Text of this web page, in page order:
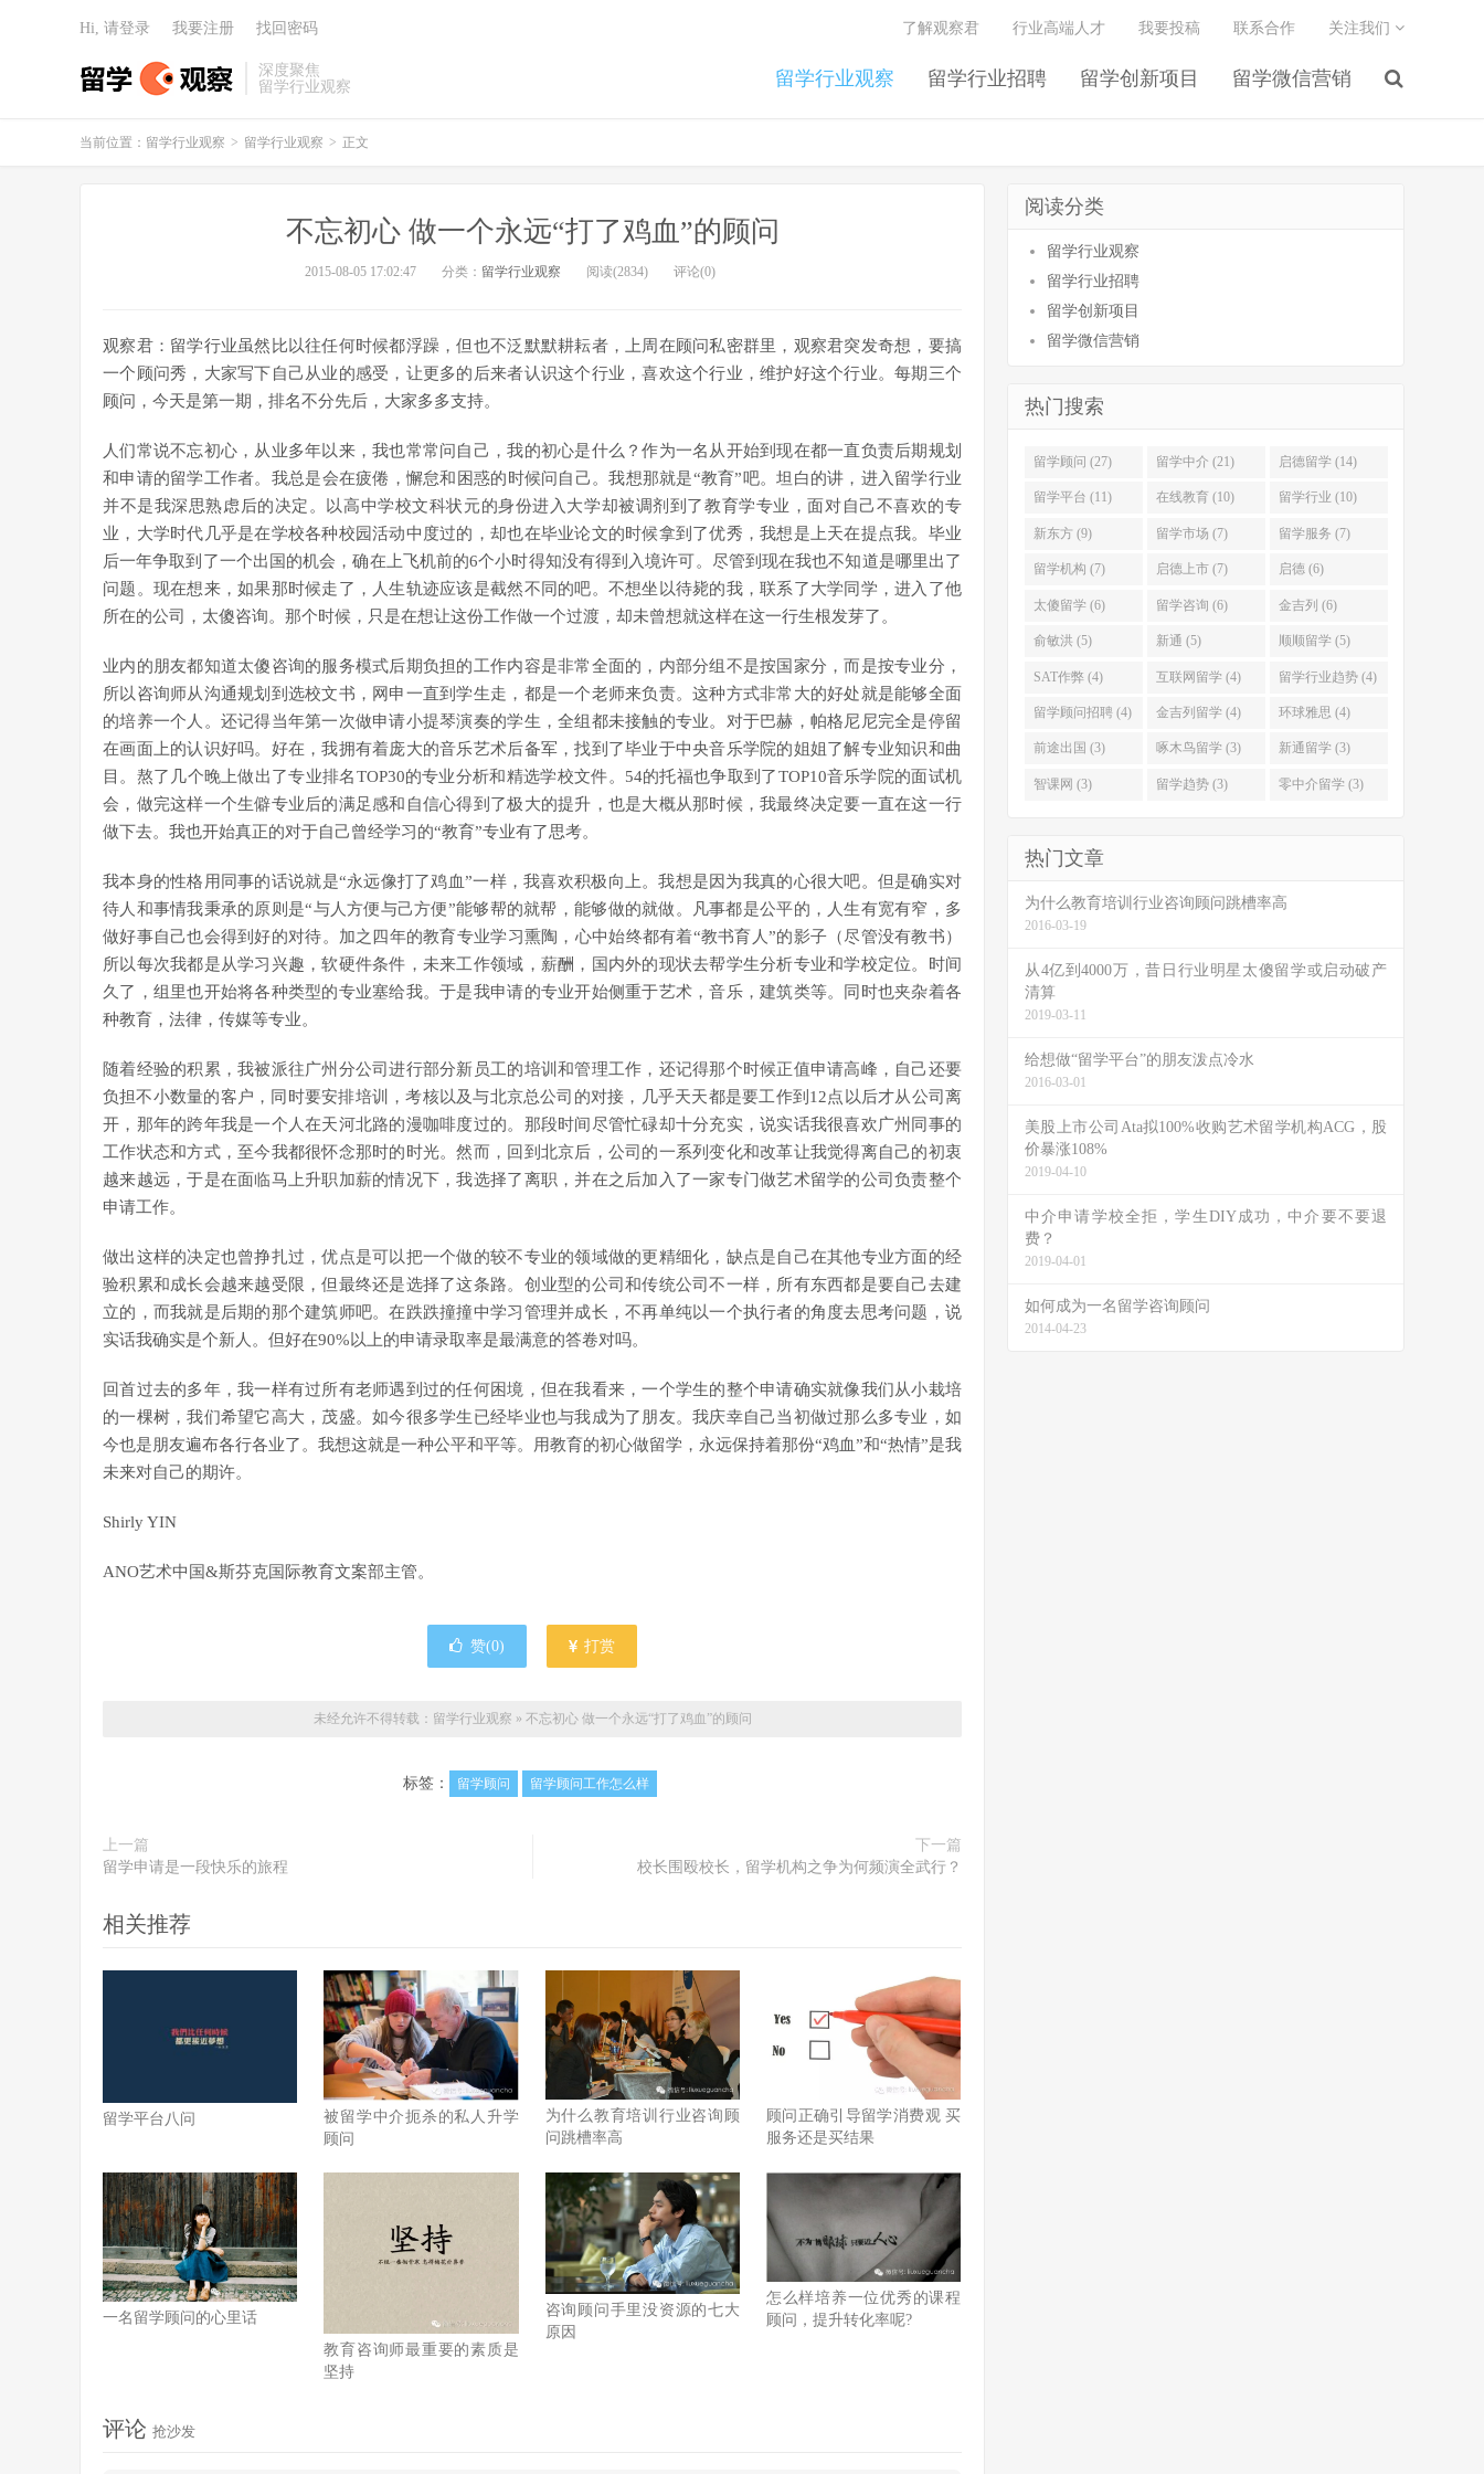
深度聚焦
留学行业观察
留学行业观察 留学行业招聘 留学创新项目 留学微信营销
了解观察君 行业高端人才 我要投稿 联系合作 关注我们
Hi, 请登录 我要注册 找回密码
当前位置： 留学行业观察 > 留学行业观察 > 正文
不忘初心 做一个永远“打了鸡血”的顾问
2015-08-05 17:02:47 分类： 留学行业观察 阅读(2834) 评论(0)
观察君：留学行业虽然比以往任何时候都浮躁，但也不泛默默耕耘者，上周在顾问私密群里，观察君突发奇想，要搞
一个顾问秀，大家写下自己从业的感受，让更多的后来者认识这个行业，喜欢这个行业，维护好这个行业。每期三个
顾问，今天是第一期，排名不分先后，大家多多支持。
人们常说不忘初心，从业多年以来，我也常常问自己，我的初心是什么？作为一名从开始到现在都一直负责后期规划
和申请的留学工作者。我总是会在疲倦，懈怠和困惑的时候问自己。我想那就是“教育”吧。坦白的讲，进入留学行业
并不是我深思熟虑后的决定。以高中学校文科状元的身份进入大学却被调剂到了教育学专业，面对自己不喜欢的专
业，大学时代几乎是在学校各种校园活动中度过的，却也在毕业论文的时候拿到了优秀，我想是上天在提点我。毕业
后一年争取到了一个出国的机会，确在上飞机前的6个小时得知没有得到入境许可。尽管到现在我也不知道是哪里出了
问题。现在想来，如果那时候走了，人生轨迹应该是截然不同的吧。不想坐以待毙的我，联系了大学同学，进入了他
所在的公司，太傻咨询。那个时候，只是在想让这份工作做一个过渡，却未曾想就这样在这一行生根发芽了。
业内的朋友都知道太傻咨询的服务模式后期负担的工作内容是非常全面的，内部分组不是按国家分，而是按专业分，
所以咨询师从沟通规划到选校文书，网申一直到学生走，都是一个老师来负责。这种方式非常大的好处就是能够全面
的培养一个人。还记得当年第一次做申请小提琴演奏的学生，全组都未接触的专业。对于巴赫，帕格尼尼完全是停留
在画面上的认识好吗。好在，我拥有着庞大的音乐艺术后备军，找到了毕业于中央音乐学院的姐姐了解专业知识和曲
目。熬了几个晚上做出了专业排名TOP30的专业分析和精选学校文件。54的托福也争取到了TOP10音乐学院的面试机
会，做完这样一个生僻专业后的满足感和自信心得到了极大的提升，也是大概从那时候，我最终决定要一直在这一行
做下去。我也开始真正的对于自己曾经学习的“教育”专业有了思考。
我本身的性格用同事的话说就是“永远像打了鸡血”一样，我喜欢积极向上。我想是因为我真的心很大吧。但是确实对
待人和事情我秉承的原则是“与人方便与己方便”能够帮的就帮，能够做的就做。凡事都是公平的，人生有宽有窄，多
做好事自己也会得到好的对待。加之四年的教育专业学习熏陶，心中始终都有着“教书育人”的影子（尽管没有教书）
所以每次我都是从学习兴趣，软硬件条件，未来工作领域，薪酬，国内外的现状去帮学生分析专业和学校定位。时间
久了，组里也开始将各种类型的专业塞给我。于是我申请的专业开始侧重于艺术，音乐，建筑类等。同时也夹杂着各
种教育，法律，传媒等专业。
随着经验的积累，我被派往广州分公司进行部分新员工的培训和管理工作，还记得那个时候正值申请高峰，自己还要
负担不小数量的客户，同时要安排培训，考核以及与北京总公司的对接，几乎天天都是要工作到12点以后才从公司离
开，那年的跨年我是一个人在天河北路的漫咖啡度过的。那段时间尽管忙碌却十分充实，说实话我很喜欢广州同事的
工作状态和方式，至今我都很怀念那时的时光。然而，回到北京后，公司的一系列变化和改革让我觉得离自己的初衷
越来越远，于是在面临马上升职加薪的情况下，我选择了离职，并在之后加入了一家专门做艺术留学的公司负责整个
申请工作。
做出这样的决定也曾挣扎过，优点是可以把一个做的较不专业的领域做的更精细化，缺点是自己在其他专业方面的经
验积累和成长会越来越受限，但最终还是选择了这条路。创业型的公司和传统公司不一样，所有东西都是要自己去建
立的，而我就是后期的那个建筑师吧。在跌跌撞撞中学习管理并成长，不再单纯以一个执行者的角度去思考问题，说
实话我确实是个新人。但好在90%以上的申请录取率是最满意的答卷对吗。
回首过去的多年，我一样有过所有老师遇到过的任何困境，但在我看来，一个学生的整个申请确实就像我们从小栽培
的一棵树，我们希望它高大，茂盛。如今很多学生已经毕业也与我成为了朋友。我庆幸自己当初做过那么多专业，如
今也是朋友遍布各行各业了。我想这就是一种公平和平等。用教育的初心做留学，永远保持着那份“鸡血”和“热情”是我
未来对自己的期许。
Shirly YIN
ANO艺术中国&斯芬克国际教育文案部主管。
赞(0) 打赏
未经允许不得转载： 留学行业观察 » 不忘初心 做一个永远“打了鸡血”的顾问
标签： 留学顾问 留学顾问工作怎么样
上一篇
留学申请是一段快乐的旅程
下一篇
校长围殴校长，留学机构之争为何频演全武行？
相关推荐
留学平台八问
被留学中介扼杀的私人升学
顾问
为什么教育培训行业咨询顾
问跳槽率高
顾问正确引导留学消费观 买
服务还是买结果
一名留学顾问的心里话
教育咨询师最重要的素质是
坚持
咨询顾问手里没资源的七大
原因
怎么样培养一位优秀的课程
顾问，提升转化率呢?
评论 抢沙发
阅读分类
留学行业观察
留学行业招聘
留学创新项目
留学微信营销
热门搜索
留学顾问 (27) 留学中介 (21) 启德留学 (14)
留学平台 (11) 在线教育 (10) 留学行业 (10)
新东方 (9) 留学市场 (7) 留学服务 (7)
留学机构 (7) 启德上市 (7) 启德 (6)
太傻留学 (6) 留学咨询 (6) 金吉列 (6)
俞敏洪 (5) 新通 (5) 顺顺留学 (5)
SAT作弊 (4) 互联网留学 (4) 留学行业趋势 (4)
留学顾问招聘 (4) 金吉列留学 (4) 环球雅思 (4)
前途出国 (3) 啄木鸟留学 (3) 新通留学 (3)
智课网 (3) 留学趋势 (3) 零中介留学 (3)
热门文章
为什么教育培训行业咨询顾问跳槽率高
2016-03-19
从4亿到4000万，昔日行业明星太傻留学或启动破产
清算
2019-03-11
给想做“留学平台”的朋友泼点冷水
2016-03-01
美股上市公司Ata拟100%收购艺术留学机构ACG，股
价暴涨108%
2019-04-10
中介申请学校全拒，学生DIY成功，中介要不要退
费？
2019-04-01
如何成为一名留学咨询顾问
2014-04-23